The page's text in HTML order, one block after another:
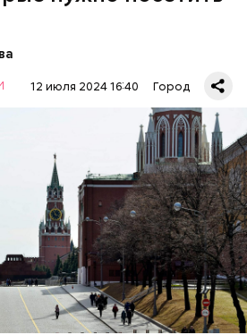
12 июля 2024 16:40 Город
главной
столицы. Все туристы в
именно сюда, чтобы
Кремль, Собор Василия
Красная площадь — это
но и России. С ней
истории нашей страны. В
Кремля и Красной
в состав списка
наследия ЮНЕСКО.
ТУРИЗМ